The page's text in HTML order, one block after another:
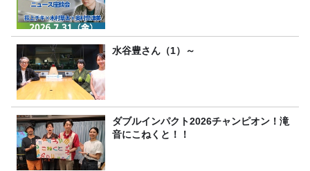
水谷豊さん（1）～
ダブルインパクト2026チャンピオン！滝
音にこねくと！！